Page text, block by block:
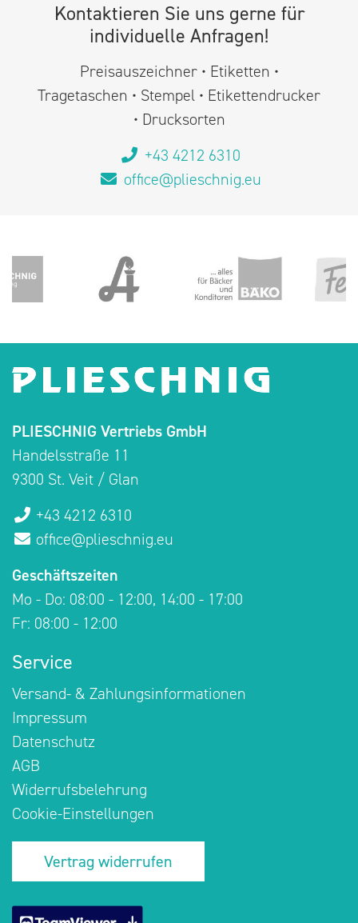
Kontaktieren Sie uns gerne für
individuelle Anfragen!
Preisauszeichner • Etiketten •
Tragetaschen • Stempel • Etikettendrucker
• Drucksorten
+43 4212 6310
office@plieschnig.eu
PLIESCHNIG Vertriebs GmbH
Handelsstraße 11
9300 St. Veit / Glan
+43 4212 6310
office@plieschnig.eu
Geschäftszeiten
Mo - Do: 08:00 - 12:00, 14:00 - 17:00
Fr: 08:00 - 12:00
Service
Versand- & Zahlungsinformationen
Impressum
Datenschutz
AGB
Widerrufsbelehrung
Cookie-Einstellungen
Vertrag widerrufen